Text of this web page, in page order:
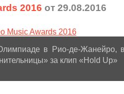
2016 от 29.08.2016
в Рио-де-Жанейро,
за клип «Hold Up»